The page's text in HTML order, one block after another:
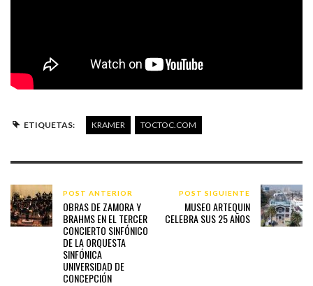
ETIQUETAS: KRAMER TOCTOC.COM
POST ANTERIOR
OBRAS DE ZAMORA Y
BRAHMS EN EL TERCER
CONCIERTO SINFÓNICO
DE LA ORQUESTA
SINFÓNICA
UNIVERSIDAD DE
CONCEPCIÓN
POST SIGUIENTE
MUSEO ARTEQUIN
CELEBRA SUS 25 AÑOS